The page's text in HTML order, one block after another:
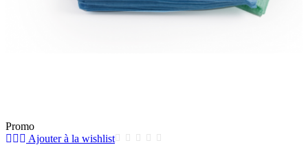
Promo
Ajouter à la wishlist